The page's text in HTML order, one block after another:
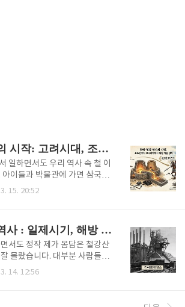
한국 철강 역사의 시작: 고려시대, 조선시대 철강
일하면서도 우리 역사 속 철 이
이들과 박물관에 가면 삼국시
기 유물 사진이 즐비한데, 막상
두드리는 대장장이 아저씨를
일관제철소의 거대한 용광로와
대장간과 본질은 같다는 사실
니다. 지금부터 고려시대와 조
조들이 어떻게 철을 만들고 발전
장 경험을 바탕으로 정리해 보
15. 20:52
한국 철강산업 역사 : 일제시기, 해방 이후
서도 정작 제가 몸담은 철강산
몰랐습니다. 대부분 사람들이
년대 포항제철만 떠올리는데,
었습니다. 1917년 미쓰비시가
14. 12:56